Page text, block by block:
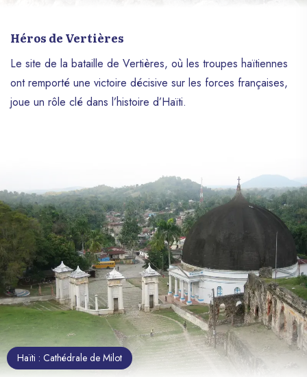
Héros de Vertières
Le site de la bataille de Vertières, où les troupes haïtiennes
ont remporté une victoire décisive sur les forces françaises,
joue un rôle clé dans l’histoire d’Haïti.
Haïti : Cathédrale de Milot